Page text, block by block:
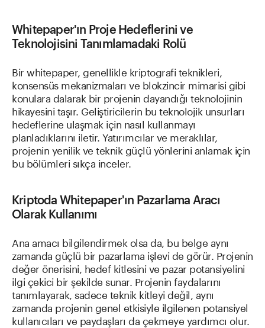
Whitepaper'ın Proje Hedeflerini ve
Teknolojisini Tanımlamadaki Rolü
Bir whitepaper, genellikle kriptografi teknikleri,
konsensüs mekanizmaları ve blokzincir mimarisi gibi
konulara dalarak bir projenin dayandığı teknolojinin
hikayesini taşır. Geliştiricilerin bu teknolojik unsurları
hedeflerine ulaşmak için nasıl kullanmayı
planladıklarını iletir. Yatırımcılar ve meraklılar,
projenin yenilik ve teknik güçlü yönlerini anlamak için
bu bölümleri sıkça inceler.
Kriptoda Whitepaper'ın Pazarlama Aracı
Olarak Kullanımı
Ana amacı bilgilendirmek olsa da, bu belge aynı
zamanda güçlü bir pazarlama işlevi de görür. Projenin
değer önerisini, hedef kitlesini ve pazar potansiyelini
ilgi çekici bir şekilde sunar. Projenin faydalarını
tanımlayarak, sadece teknik kitleyi değil, aynı
zamanda projenin genel etkisiyle ilgilenen potansiyel
kullanıcıları ve paydaşları da çekmeye yardımcı olur.